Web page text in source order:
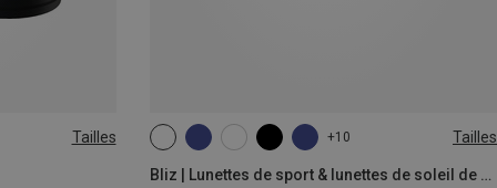
Tailles +10 Tailles
Bliz | Lunettes de sport & lunettes de soleil de sport
ONE SIZE